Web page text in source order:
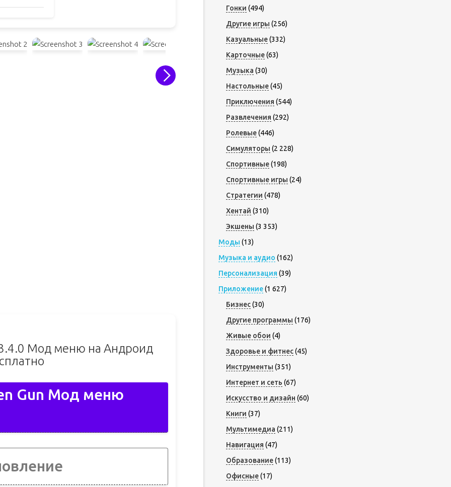
Мод меню на Андроид
Gun Мод меню
Гонки (494)
Другие игры (256)
Казуальные(332)
Карточные(63)
Музыка (30)
Настольные(45)
Приключения (544)
Развлечения (292)
Ролевые(446)
Симуляторы (2 228)
Спортивные(198)
Спортивные игры (24)
Стратегии (478)
Хентай (310)
Экшены (3 353)
Моды (13)
Музыка и аудио (162)
Персонализация (39)
Приложение(1 627)
Бизнес(30)
Другие программы (176)
Живые обои (4)
Здоровье и фитнес(45)
Инструменты (351)
Интернет и сеть (67)
Искусство и дизайн (60)
Книги (37)
Мультимедиа (211)
Навигация (47)
Образование(113)
Офисные(17)